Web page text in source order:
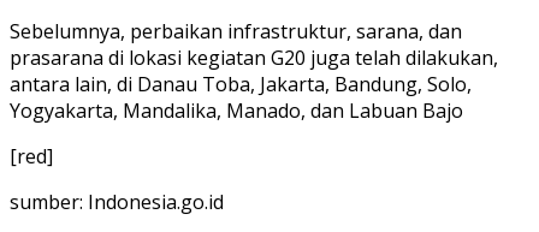
Sebelumnya, perbaikan infrastruktur, sarana, dan
prasarana di lokasi kegiatan G20 juga telah dilakukan,
antara lain, di Danau Toba, Jakarta, Bandung, Solo,
Yogyakarta, Mandalika, Manado, dan Labuan Bajo
[red]
sumber: Indonesia.go.id